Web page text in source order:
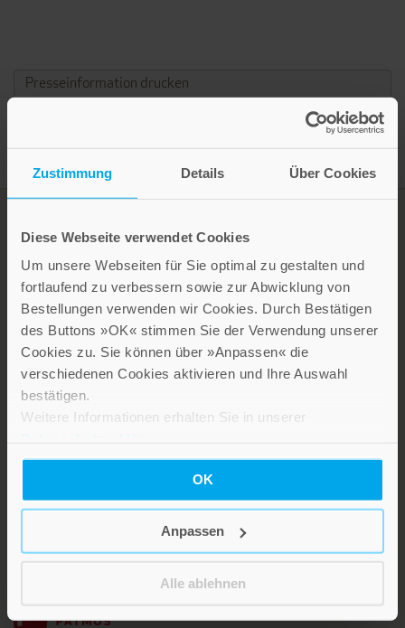
Zustimmung Details Über Cookies
Diese Webseite verwendet Cookies
Um unsere Webseiten für Sie optimal zu gestalten und
fortlaufend zu verbessern sowie zur Abwicklung von
Bestellungen verwenden wir Cookies. Durch Bestätigen
des Buttons »OK« stimmen Sie der Verwendung unserer
Cookies zu. Sie können über »Anpassen« die
verschiedenen Cookies aktivieren und Ihre Auswahl
bestätigen.
Weitere Informationen erhalten Sie in unserer
OK
Anpassen
Alle ablehnen
Presseinformation drucken
LEBE GUT MAGAZIN
KUNDENINFO
Die Verlage der Verlagsgruppe Patmos